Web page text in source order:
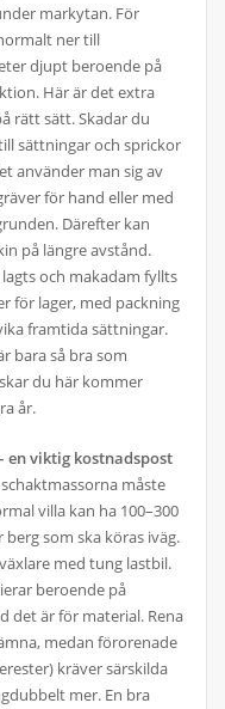
markytan. För
ner till
djupt beroende på
Här är det extra
rätt sätt. Skadar du
sättningar och sprickor
använder man sig av
för hand eller med
Därefter kan
på längre avstånd.
och makadam fyllts
för lager, med packning
framtida sättningar.
bara så bra som
du här kommer
år.
en viktig kostnadspost
måste
villa kan ha 100–300
som ska köras iväg.
med tung lastbil.
beroende på
det är för material. Rena
medan förorenade
kräver särskilda
mer. En bra